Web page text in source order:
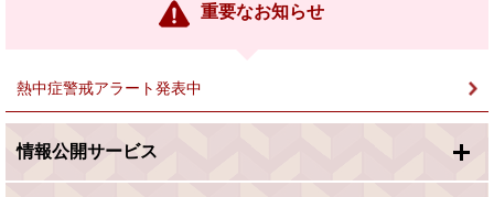
重要なお知らせ
熱中症警戒アラート発表中
情報公開サービス